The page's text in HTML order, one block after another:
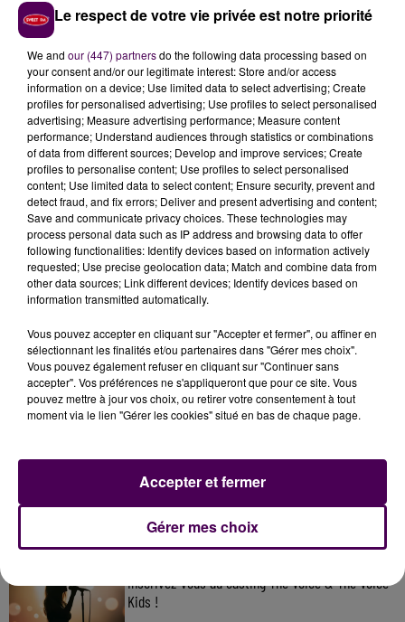
Convaincu de la pertinence des collaborations entre
médias, Nicolas Carnec aura notamment été
acteur-clé du rapprochement des journalistes de
Ouest France, du Maine Libre et de Sweet FM
lancement de l'émission vidéo"En route pour les 24
Heures"et un fervent soutien, lui, l'ancien footballeur
de Saint-Brieuc, de la série audio"Sang et Or, le
podcast 100% Le Mans FC". Nous nous joignons à la
douleur de ses collègues et de sa famille, que nous
assurons de toute notre compassion.
À LA UNE
31 juillet 2026
Gagnez vos entrées à Terra Botanica !
Inscrivez-vous au casting The Voice & The Voice
Kids !
Le respect de votre vie privée est notre priorité
We and our (447) partnersdo the following data processing based on
your consent and/or our legitimate interest: Store and/or access
information on a device; Use limited data to select advertising; Create
profiles for personalised advertising; Use profiles to select personalised
advertising; Measure advertising performance; Measure content
performance; Understand audiences through statistics or combinations
of data from different sources; Develop and improve services; Create
profiles to personalise content; Use profiles to select personalised
content; Use limited data to select content; Ensure security, prevent and
detect fraud, and fix errors; Deliver and present advertising and content;
Save and communicate privacy choices. These technologies may
process personal data such as IP address and browsing data to offer
following functionalities: Identify devices based on information actively
requested; Use precise geolocation data; Match and combine data from
other data sources; Link different devices; Identify devices based on
information transmitted automatically.
Vous pouvez accepter en cliquant sur "Accepter et fermer", ou affiner en
sélectionnant les finalités et/ou partenaires dans "Gérer mes choix".
Vous pouvez également refuser en cliquant sur "Continuer sans
accepter". Vos préférences ne s'appliqueront que pour ce site. Vous
pouvez mettre à jour vos choix, ou retirer votre consentement à tout
moment via le lien "Gérer les cookies" situé en bas de chaque page.
Gérer mes choix
Accepter et fermer